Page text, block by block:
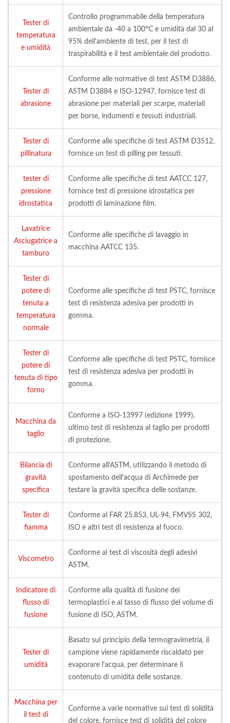
Tester di
temperatura
e umidità
Controllo programmabile della temperatura
ambientale da -40 a 100°C e umidità dal 30 al
95% dell'ambiente di test, per il test di
traspirabilità e il test ambientale del prodotto.
Tester di
abrasione
Conforme alle normative di test ASTM D3886,
ASTM D3884 e ISO-12947, fornisce test di
abrasione per materiali per scarpe, materiali
per borse, indumenti e tessuti industriali.
Tester di
pillinatura
Conforme alle specifiche di test ASTM D3512,
fornisce un test di pilling per tessuti.
tester di
pressione
idrostatica
Conforme alle specifiche di test AATCC 127,
fornisce test di pressione idrostatica per
prodotti di laminazione film.
Lavatrice
Asciugatrice a
tamburo
Conforme alle specifiche di lavaggio in
macchina AATCC 135.
Tester di
potere di
tenuta a
temperatura
normale
Conforme alle specifiche di test PSTC, fornisce
test di resistenza adesiva per prodotti in
gomma.
Tester di
potere di
tenuta di tipo
forno
Conforme alle specifiche di test PSTC, fornisce
test di resistenza adesiva per prodotti in
gomma.
Macchina da
taglio
Conforme a ISO-13997 (edizione 1999),
ultimo test di resistenza al taglio per prodotti
di protezione.
Bilancia di
gravità
specifica
Conforme all'ASTM, utilizzando il metodo di
spostamento dell'acqua di Archimede per
testare la gravità specifica delle sostanze.
Tester di
fiamma
Conforme al FAR 25.853, UL-94, FMVSS 302,
ISO e altri test di resistenza al fuoco.
Viscometro
Conforme al test di viscosità degli adesivi
ASTM.
Indicatore di
flusso di
fusione
Conforme alla qualità di fusione dei
termoplastici e al tasso di flusso del volume di
fusione di ISO, ASTM.
Tester di
umidità
Basato sul principio della termogravimetria, il
campione viene rapidamente riscaldato per
evaporare l'acqua, per determinare il
contenuto di umidità delle sostanze.
Macchina per
il test di
Conforme a varie normative sui test di solidità
del colore, fornisce test di solidità del colore